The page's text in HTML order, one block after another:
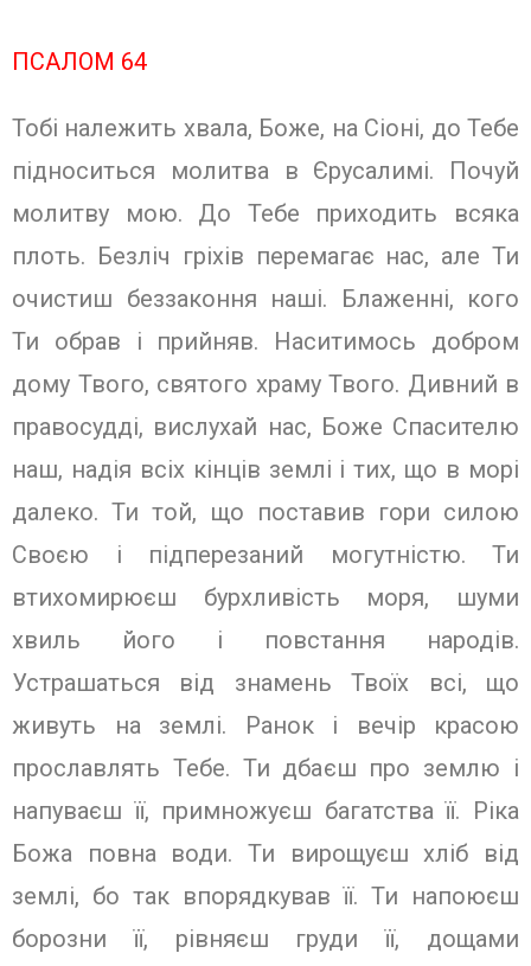
ПСАЛОМ 64
Тобі належить хвала, Боже, на Сіоні, до Тебе
підноситься молитва в Єрусалимі. Почуй
молитву мою. До Тебе приходить всяка
плоть. Безліч гріхів перемагає нас, але Ти
очистиш беззаконня наші. Блаженні, кого
Ти обрав і прийняв. Наситимось добром
дому Твого, святого храму Твого. Дивний в
правосудді, вислухай нас, Боже Спасителю
наш, надія всіх кінців землі і тих, що в морі
далеко. Ти той, що поставив гори силою
Своєю і підперезаний могутністю. Ти
втихомирюєш бурхливість моря, шуми
хвиль його і повстання народів.
Устрашаться від знамень Твоїх всі, що
живуть на землі. Ранок і вечір красою
прославлять Тебе. Ти дбаєш про землю і
напуваєш її, примножуєш багатства її. Ріка
Божа повна води. Ти вирощуєш хліб від
землі, бо так впорядкував її. Ти напоюєш
борозни її, рівняєш груди її, дощами